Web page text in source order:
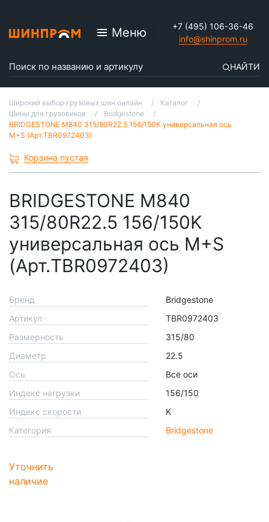
Меню
+7 (495) 106-36-46
info@shinprom.ru
НАЙТИ
Широкий выбор грузовых шин онлайн
Каталог
Шины для грузовиков
Bridgestone
BRIDGESTONE M840 315/80R22.5 156/150K универсальная ось
M+S (Арт.TBR0972403)
Корзина пустая
BRIDGESTONE M840
315/80R22.5 156/150K
универсальная ось M+S
(Арт.TBR0972403)
Бренд
Bridgestone
Артикул
TBR0972403
Размерность
315/80
Диаметр
22.5
Ось
Все оси
Индекс нагрузки
156/150
Индекс скорости
K
Категория
Bridgestone
Уточнить
наличие